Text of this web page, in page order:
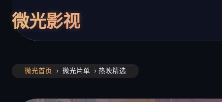
微光影视
微光首页 › 微光片单 › 热映精选